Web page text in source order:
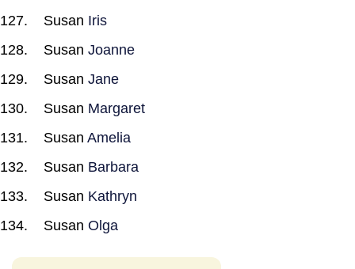
Susan Iris
Susan Joanne
Susan Jane
Susan Margaret
Susan Amelia
Susan Barbara
Susan Kathryn
Susan Olga